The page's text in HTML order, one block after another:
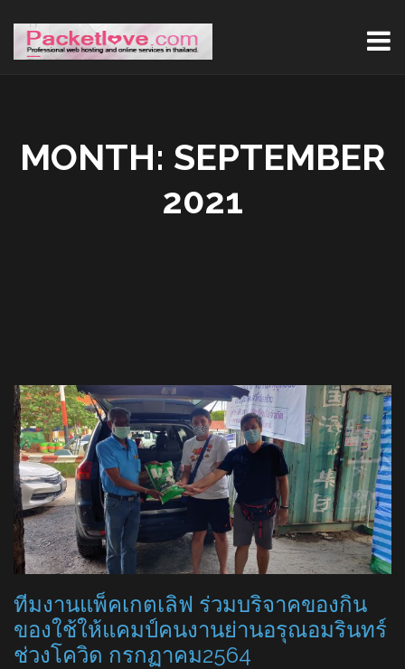
MONTH: SEPTEMBER
2021
ทีมงานแพ็คเกตเลิฟ ร่วมบริจาคของกิน
ของใช้ให้แคมป์คนงานย่านอรุณอมรินทร์
ช่วงโควิด กรกฏาคม2564